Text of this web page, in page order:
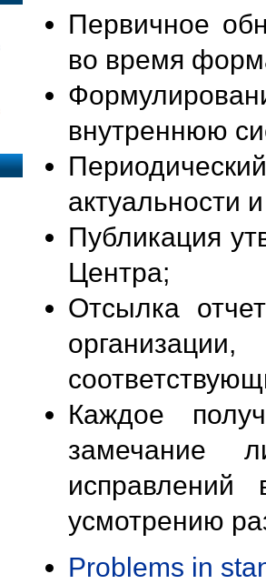
Первичное
во время
внутреннюю
актуальности
Публикация
Центра;
Отсылка
Каждое
замечание
исправлений
усмотрению
Problems in